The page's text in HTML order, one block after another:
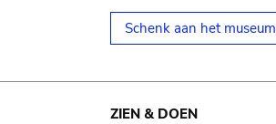
Schenk aan het museum
ZIEN & DOEN